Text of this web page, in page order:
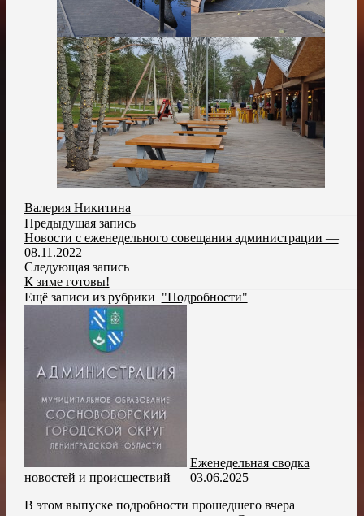
Валерия Никитина
Предыдущая запись
Новости с еженедельного совещания администрации —
08.11.2022
Следующая запись
К зиме готовы!
Ещё записи из рубрики "Подробности"
Еженедельная сводка
новостей и происшествий — 03.06.2025
В этом выпуске подробности прошедшего вчера